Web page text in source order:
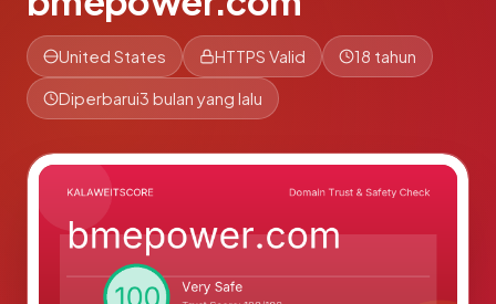
United States HTTPS Valid 18 tahun
Diperbarui3 bulan yang lalu